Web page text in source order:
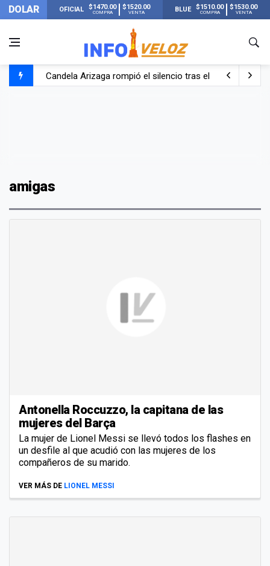
DOLAR OFICIAL $1470.00
COMPRA
$1520.00
VENTA BLUE $1510.00
COMPRA
$1530.00
VENTA
Candela Arizaga rompió el silencio tras el incidente con
amigas
Antonella Roccuzzo, la capitana de las
mujeres del Barça
La mujer de Lionel Messi se llevó todos los flashes en
un desfile al que acudió con las mujeres de los
compañeros de su marido.
VER MÁS DE LIONEL MESSI